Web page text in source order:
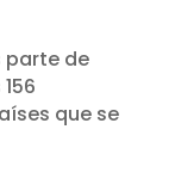
parte de
que se